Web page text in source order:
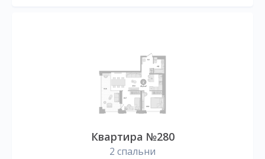
Квартира №280
2 спальни